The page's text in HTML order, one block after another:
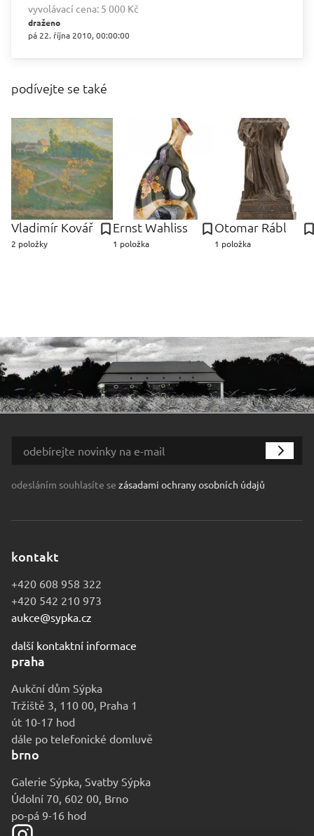
vyvolávací cena: 5 000 Kč
draženo
pá 22. října 2010, 00:00:00
podívejte se také
Vladimír Kovář
2 položky
Ernst Wahliss
1 položka
Otomar Rábl
1 položka
odesláním souhlasíte se zásadami ochrany osobních údajů
kontakt
+420 608 958 322
+420 542 210 973
aukce@sypka.cz
další kontaktní informace
praha
Aukční dům Sýpka
Tržiště 3, 110 00, Praha 1
út 10-17 hod
dále po telefonické domluvě
brno
Galerie Sýpka, Svatby Sýpka
Údolní 70, 602 00, Brno
po-pá 9-16 hod